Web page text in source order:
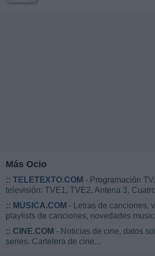
Más Ocio
:: TELETEXTO.COM - Programación
televisión: TVE1, TVE2, Antena 3,
:: MUSICA.COM - Letras de canciones,
playlists de canciones, novedades
:: CINE.COM - Noticias de cine, datos
series. Cartelera de cine...